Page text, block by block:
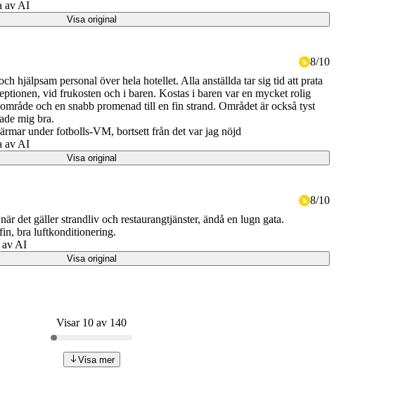
av AI
Visa original
8/10
hjälpsam personal över hela hotellet. Alla anställda tar sig tid att prata
vid frukosten och i baren. Kostas i baren var en mycket rolig
och en snabb promenad till en fin strand. Området är också tyst
mig bra.
under fotbolls-VM, bortsett från det var jag nöjd
av AI
Visa original
8/10
det gäller strandliv och restaurangtjänster, ändå en lugn gata.
bra luftkonditionering.
av AI
Visa original
Visar 10 av 140
Visa mer